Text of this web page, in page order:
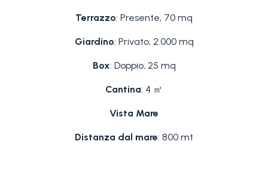
Terrazzo: Presente, 70 mq
Giardino: Privato, 2.000 mq
Box: Doppio, 25 mq
Cantina: 4 ㎡
Vista Mare
Distanza dal mare: 800 mt